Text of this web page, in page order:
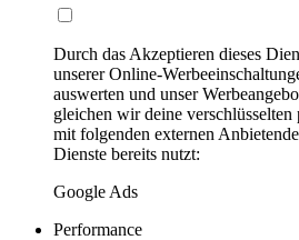
Durch das Akzeptieren dieses
unserer Online-
auswerten und unser
gleichen wir deine verschlüsselten
mit folgenden externen
Dienste bereits nutzt:
Google Ads
Performance